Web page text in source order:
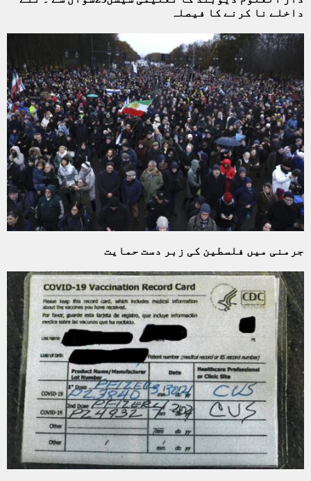
داخلے نا کرنے کا فیصلہ
جرمنی میں فلسطین کی زبر دست حمایت